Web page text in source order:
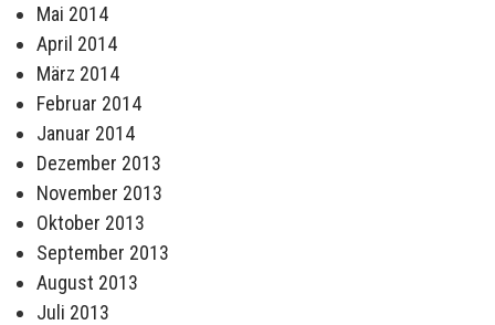
Mai 2014
April 2014
März 2014
Februar 2014
Januar 2014
Dezember 2013
November 2013
Oktober 2013
September 2013
August 2013
Juli 2013